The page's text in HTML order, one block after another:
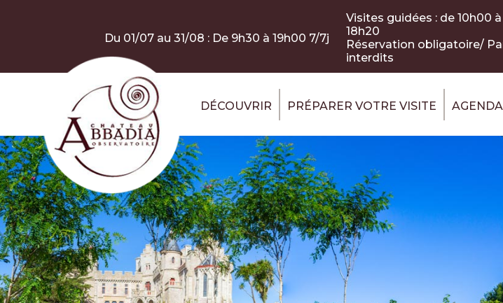
Du 01/07 au 31/08 : De 9h30 à 19h00 7/7j
Visites guidées : de 10h00
18h20
Réservation obligatoire/
interdits
DÉCOUVRIR PRÉPARER VOTRE VISITE AGENDA